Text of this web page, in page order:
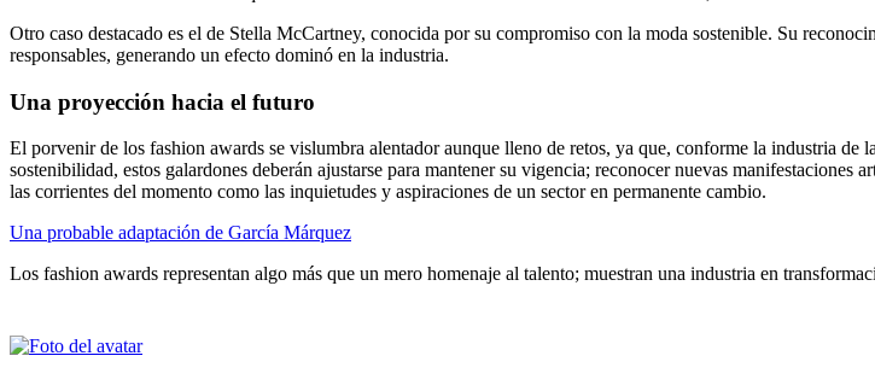
Otro caso destacado es el de Stella McCartney, conocida por su compromiso con la moda sostenible. Su
responsables, generando un efecto dominó en la industria.
Una proyección hacia el futuro
El porvenir de los fashion awards se vislumbra alentador aunque lleno de retos, ya que, conforme la industria
sostenibilidad, estos galardones deberán ajustarse para mantener su vigencia; reconocer nuevas
las corrientes del momento como las inquietudes y aspiraciones de un sector en permanente cambio.
Una probable adaptación de García Márquez
Los fashion awards representan algo más que un mero homenaje al talento; muestran una industria en